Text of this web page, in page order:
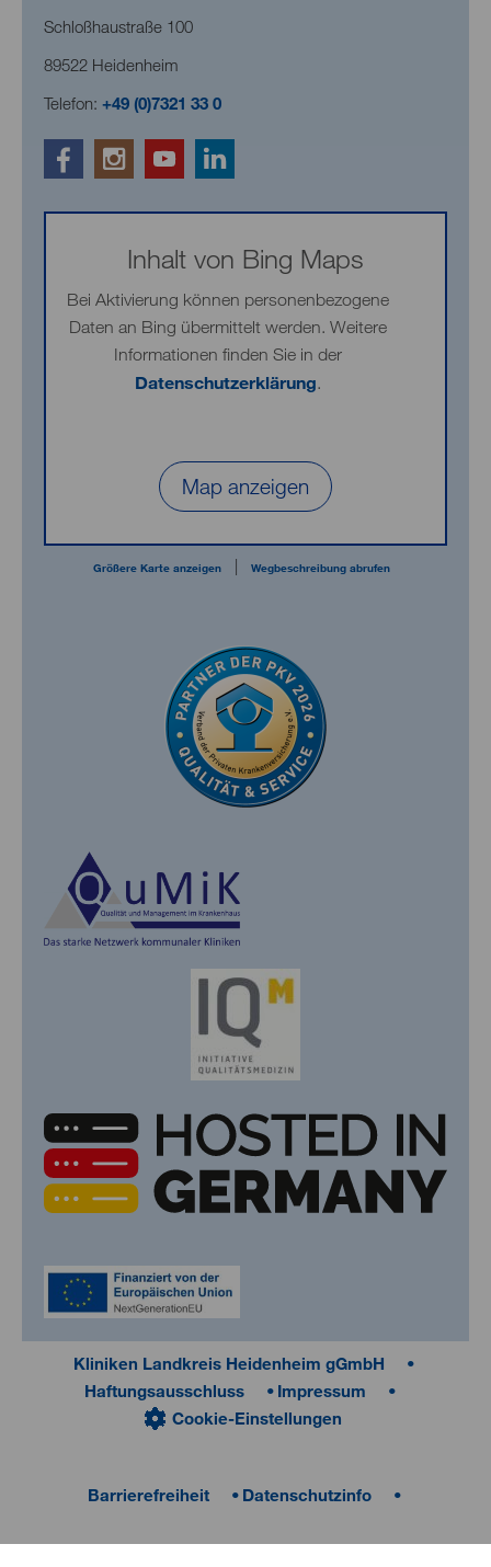
Schloßhaustraße 100
89522 Heidenheim
Telefon: +49 (0)7321 33 0
Inhalt von Bing Maps
Bei Aktivierung können personenbezogene
Daten an Bing übermittelt werden. Weitere
Informationen finden Sie in der
Datenschutzerklärung.
Map anzeigen
Größere Karte anzeigen| Wegbeschreibung abrufen
Kliniken Landkreis Heidenheim gGmbH
Haftungsausschluss
Impressum
Cookie-Einstellungen
Barrierefreiheit Datenschutzinfo